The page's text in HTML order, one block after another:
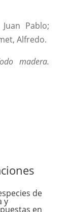
Pablo;
Alfredo.
madera.
de
y
en